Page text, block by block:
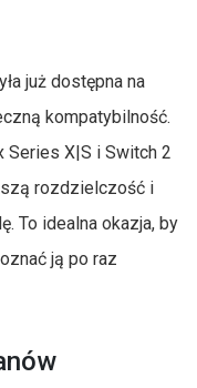
już dostępna na
kompatybilność.
Series X|S i Switch 2
rozdzielczość i
To idealna okazja, by
ją po raz